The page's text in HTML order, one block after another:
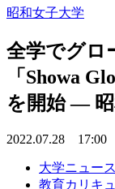
昭和女子大学
全学でグロ
「Showa
を開始 —
2022.07.28 17:00
大学ニュース
教育カリキ